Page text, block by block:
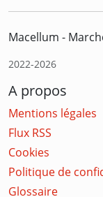
Macellum -
2022-2026
A propos
Mentions légales
Flux RSS
Cookies
Politique de
Glossaire